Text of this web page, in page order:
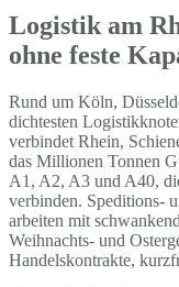
Logistik am
ohne feste
Rund um Köln,
dichtesten
verbindet Rhein,
das Millionen Tonnen
A1, A2, A3 und A40,
verbinden. Speditions-
arbeiten mit
Weihnachts- und
Handelskontrakte,